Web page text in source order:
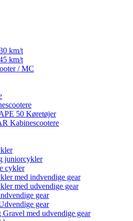
km/t
km/t
/ MC
50 Køretøjer
Kabinescootere
juniorcykler
cykler
med indvendige gear
med udvendige gear
gear
gear
Gravel med udvendige gear